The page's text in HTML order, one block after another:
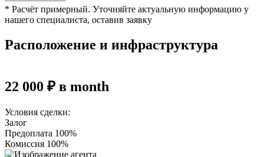
* Расчёт примерный. Уточняйте актуальную информацию у
нашего специалиста, оставив заявку
Расположение и инфраструктура
22 000 ₽ в month
Условия сделки:
Залог
Предоплата 100%
Комиссия 100%